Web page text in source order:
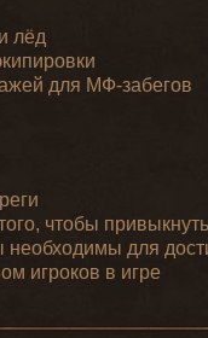
лёд
для МФ-забегов
чтобы привыкнуть
необходимы для
игроков в игре